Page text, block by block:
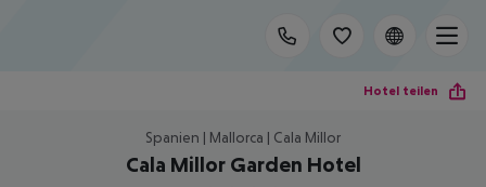
Hotel teilen
Spanien | Mallorca | Cala Millor
Cala Millor Garden Hotel